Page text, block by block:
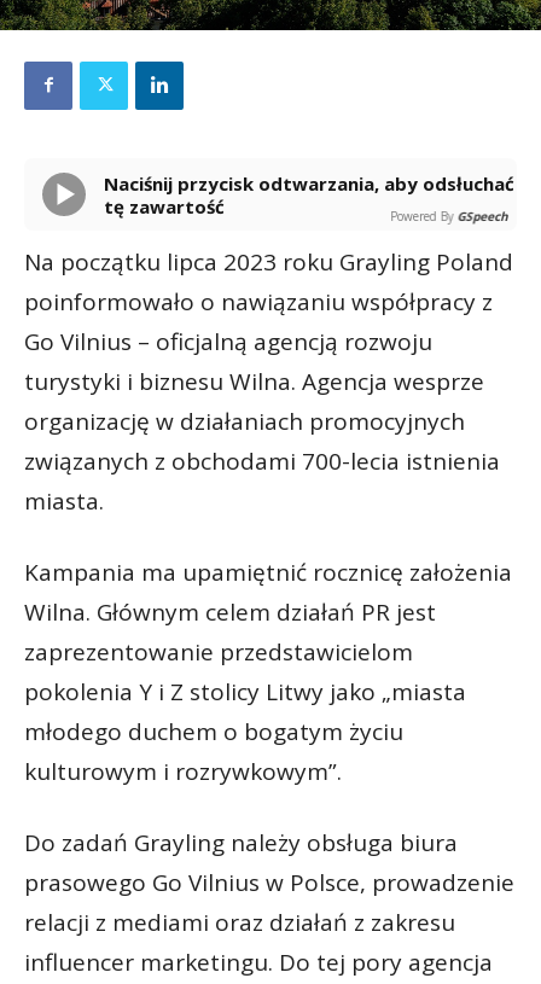
Naciśnij przycisk odtwarzania, aby odsłuchać
tę zawartość
Powered By GSpeech
Na początku lipca 2023 roku Grayling Poland
poinformowało o nawiązaniu współpracy z
Go Vilnius – oficjalną agencją rozwoju
turystyki i biznesu Wilna. Agencja wesprze
organizację w działaniach promocyjnych
związanych z obchodami 700-lecia istnienia
miasta.
Kampania ma upamiętnić rocznicę założenia
Wilna. Głównym celem działań PR jest
zaprezentowanie przedstawicielom
pokolenia Y i Z stolicy Litwy jako „miasta
młodego duchem o bogatym życiu
kulturowym i rozrywkowym”.
Do zadań Grayling należy obsługa biura
prasowego Go Vilnius w Polsce, prowadzenie
relacji z mediami oraz działań z zakresu
influencer marketingu. Do tej pory agencja